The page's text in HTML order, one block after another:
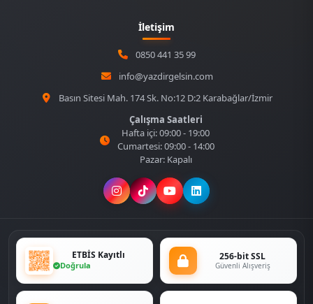
İletişim
0850 441 35 99
info@yazdirgelsin.com
Basın Sitesi Mah. 174 Sk. No:12 D:2 Karabağlar/İzmir
Çalışma Saatleri
Hafta içi: 09:00 - 19:00
Cumartesi: 09:00 - 14:00
Pazar: Kapalı
ETBİS Kayıtlı
Doğrula
256-bit SSL
Güvenli Alışveriş